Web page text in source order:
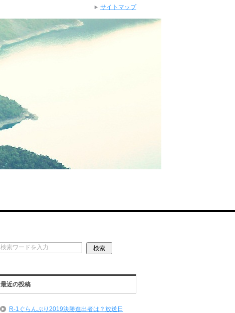
最近の投稿
R-1ぐらんぷり2019決勝進出者は？放送日
サイトマップ